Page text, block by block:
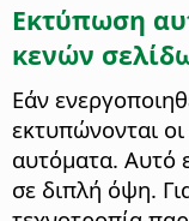
Εκτύπωση
κενών
Εάν
εκτυπώνονται
αυτόματα. Αυτό
σε διπλή όψη.